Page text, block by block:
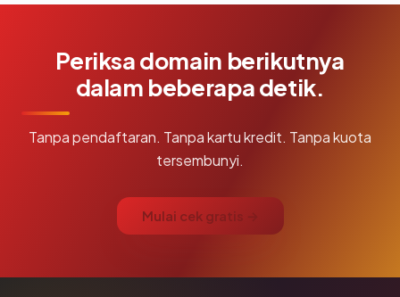
Periksa domain berikutnya
dalam beberapa detik.
Tanpa pendaftaran. Tanpa kartu kredit. Tanpa kuota
tersembunyi.
Mulai cek gratis →